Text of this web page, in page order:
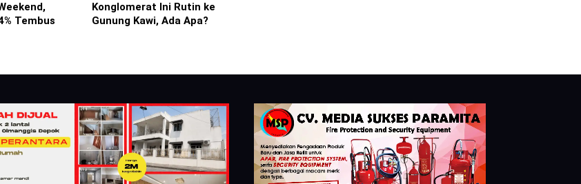
Tembus
Headline
Konglomerat Ini Rutin ke
Gunung Kawi, Ada Apa?